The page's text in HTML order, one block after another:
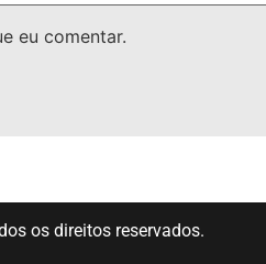
eu comentar.
os direitos reservados.